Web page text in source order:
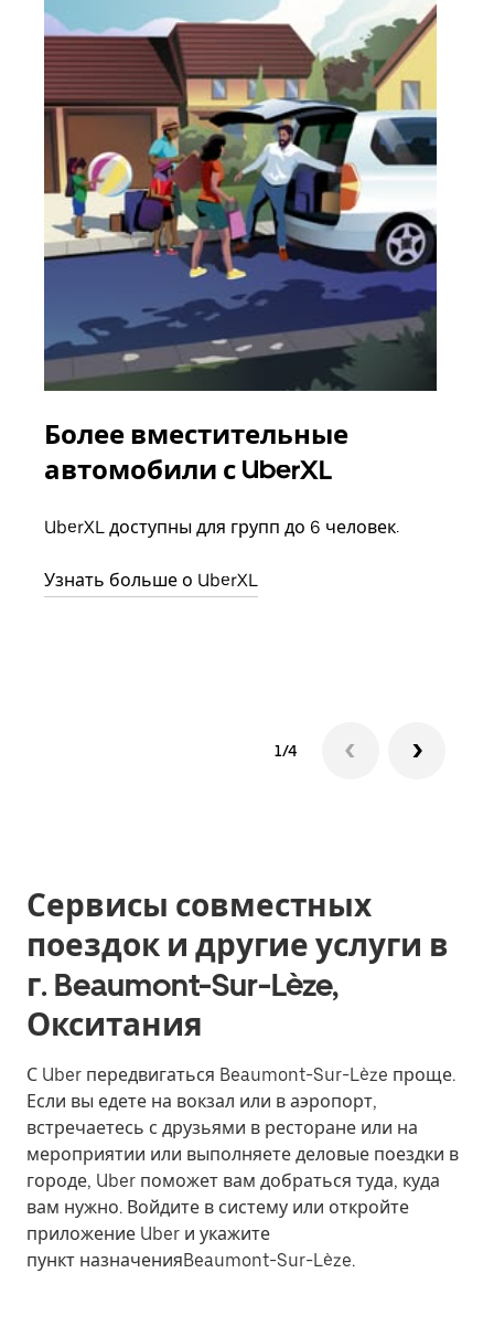
Более вместительные
автомобили с UberXL
UberXL доступны для групп до 6 человек.
Узнать больше о UberXL
1/4
Сервисы совместных
поездок и другие услуги в
г. Beaumont-Sur-Lèze,
Окситания
С Uber передвигаться Beaumont-Sur-Lèze проще.
Если вы едете на вокзал или в аэропорт,
встречаетесь с друзьями в ресторане или на
мероприятии или выполняете деловые поездки в
городе, Uber поможет вам добраться туда, куда
вам нужно. Войдите в систему или откройте
приложение Uber и укажите
пункт назначенияBeaumont-Sur-Lèze.